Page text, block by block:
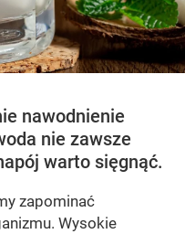
nawodnienie
nie zawsze
warto sięgnąć.
zapominać
Wysokie